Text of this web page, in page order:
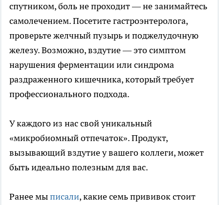
спутником, боль не проходит — не занимайтесь
самолечением. Посетите гастроэнтеролога,
проверьте желчный пузырь и поджелудочную
железу. Возможно, вздутие — это симптом
нарушения ферментации или синдрома
раздраженного кишечника, который требует
профессионального подхода.
У каждого из нас свой уникальный
«микробиомный отпечаток». Продукт,
вызывающий вздутие у вашего коллеги, может
быть идеально полезным для вас.
Ранее мыписали, какие семь прививок стоит